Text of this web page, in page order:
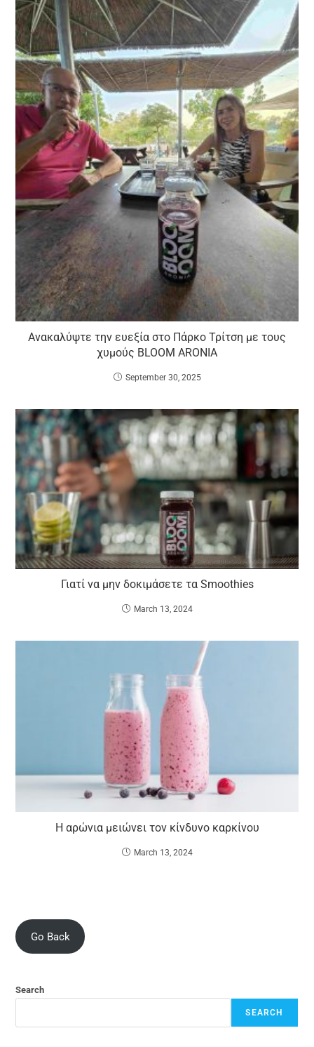
Ανακαλύψτε την ευεξία στο Πάρκο Τρίτση με τους
χυμούς BLOOM ARONIA
September 30, 2025
Γιατί να μην δοκιμάσετε τα Smoothies
March 13, 2024
Η αρώνια μειώνει τον κίνδυνο καρκίνου
March 13, 2024
Go Back
Search
SEARCH